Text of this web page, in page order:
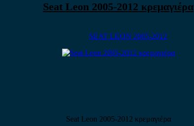
Seat Leon 2005-2012 κρεμαγιέρα
SEAT LEON 2005-2012
Seat Leon 2005-2012 κρεμαγιέρα